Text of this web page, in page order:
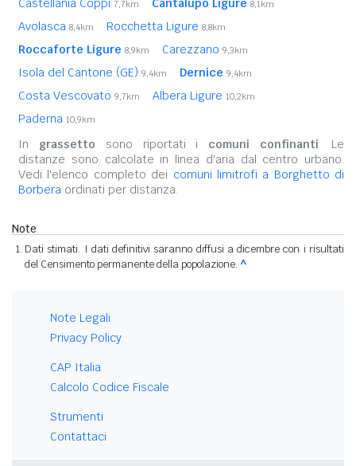
Castellania Coppi 7,7km Cantalupo Ligure 8,1km
Avolasca 8,4km Rocchetta Ligure 8,8km
Roccaforte Ligure 8,9km Carezzano 9,3km
Isola del Cantone (GE) 9,4km Dernice 9,4km
Costa Vescovato 9,7km Albera Ligure 10,2km
Paderna 10,9km
In grassetto sono riportati i comuni confinanti. Le
distanze sono calcolate in linea d'aria dal centro urbano.
Vedi l'elenco completo dei comuni limitrofi a Borghetto di
Borbera ordinati per distanza.
Note
Dati stimati. I dati definitivi saranno diffusi a dicembre con i risultati
del Censimento permanente della popolazione. ^
Note Legali
Privacy Policy
CAP Italia
Calcolo Codice Fiscale
Strumenti
Contattaci